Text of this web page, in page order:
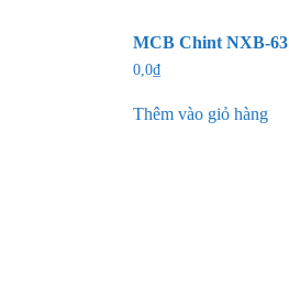
MCB Chint NXB-
0,0₫
Thêm vào giỏ hàng